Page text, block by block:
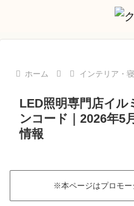
ホーム インテリア・
LED照明専門店イル
ンコード｜2026年5
情報
※本ページはプロモー